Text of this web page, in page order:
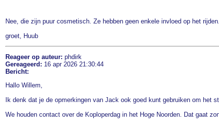
Nee, die zijn puur cosmetisch. Ze hebben geen enkele invloed op het
groet, Huub
Reageer op auteur: phdirk
Gereageerd: 16 apr 2026 21:30:44
Bericht:
Hallo Willem,
Ik denk dat je de opmerkingen van Jack ook goed kunt gebruiken om het
We houden contact over de Koploperdag in het Hoge Noorden. Dat gaat